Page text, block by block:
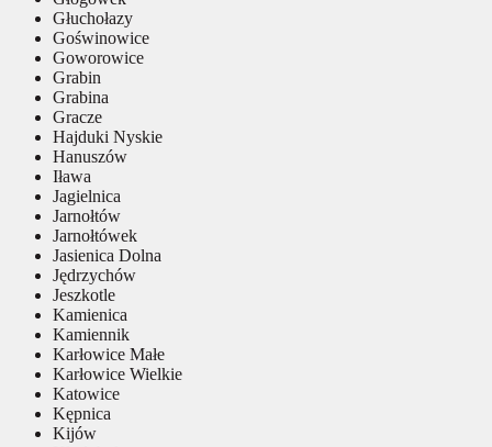
Głuchołazy
Goświnowice
Goworowice
Grabin
Grabina
Gracze
Hajduki Nyskie
Hanuszów
Iława
Jagielnica
Jarnołtów
Jarnołtówek
Jasienica Dolna
Jędrzychów
Jeszkotle
Kamienica
Kamiennik
Karłowice Małe
Karłowice Wielkie
Katowice
Kępnica
Kijów